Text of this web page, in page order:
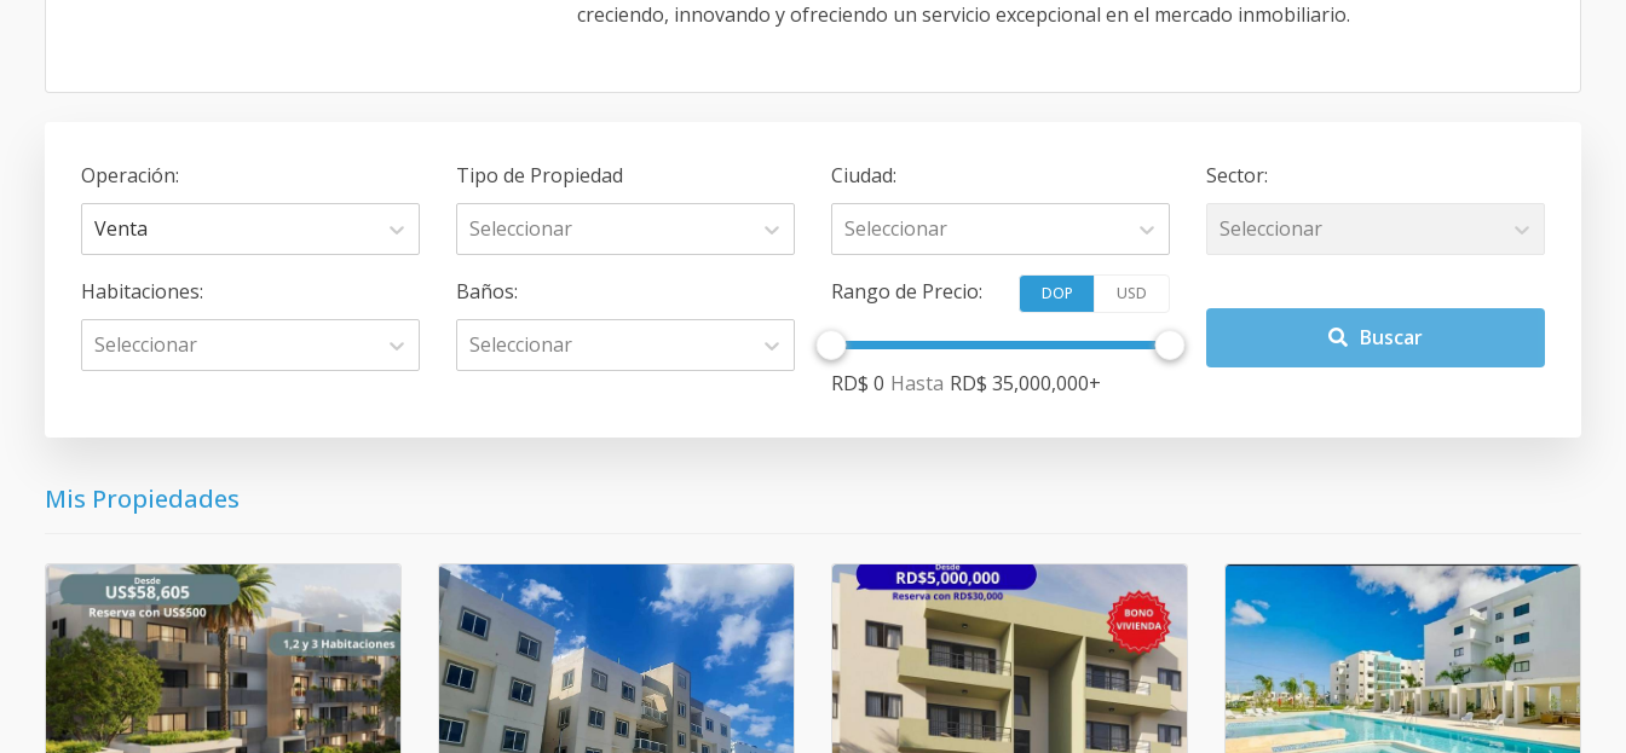
creciendo, innovando y ofreciendo un servicio excepcional en el mercado inmobiliario.
Operación:
Venta
Tipo de Propiedad
Seleccionar
Ciudad:
Seleccionar
Sector:
Seleccionar
Habitaciones:
Seleccionar
Baños:
Seleccionar
Rango de Precio: DOP USD
RD$ 0 Hasta RD$ 35,000,000+
Buscar
Mis Propiedades